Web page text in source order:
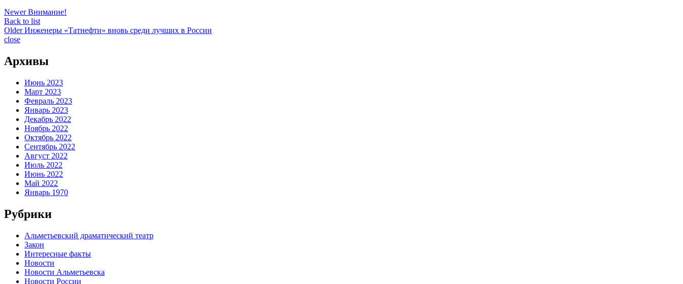
Newer Внимание!
Back to list
Older Инженеры «Татнефти» вновь среди лучших в России
close
Архивы
Июнь 2023
Март 2023
Февраль 2023
Январь 2023
Декабрь 2022
Ноябрь 2022
Октябрь 2022
Сентябрь 2022
Август 2022
Июль 2022
Июнь 2022
Май 2022
Январь 1970
Рубрики
Альметьевский драматический театр
Закон
Интересные факты
Новости
Новости Альметьевска
Новости России